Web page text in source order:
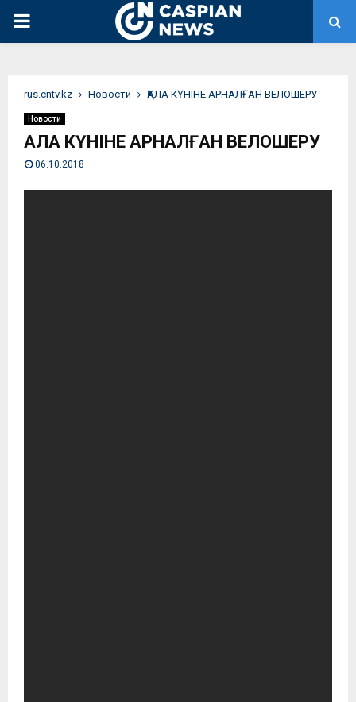
PRIMARY
rus.cntv.kz Новости ҚАЛА КҮНІНЕ АРНАЛҒАН ВЕЛОШЕРУ
Новости
ҚАЛА КҮНІНЕ АРНАЛҒАН ВЕЛОШЕРУ
06.10.2018